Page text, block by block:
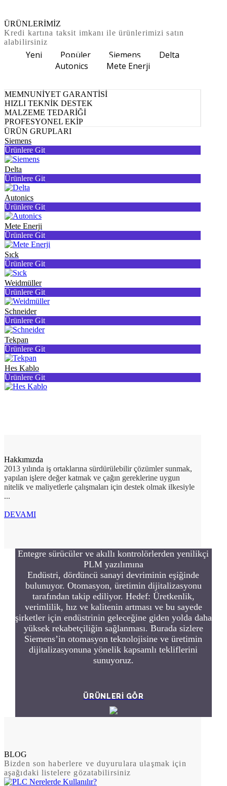
ÜRÜNLERİMİZ
Kredi kartına taksit imkanı ile ürünlerimizi satın
alabilirsiniz
Yeni Popüler Siemens
Delta
Autonics
Mete Enerji
MEMNUNİYET GARANTİSİ
HIZLI TEKNİK DESTEK
MALZEME TEDARİĞİ
PROFESYONEL EKİP
ÜRÜN GRUPLARI
Siemens
Ürünlere Git
Delta
Ürünlere Git
Autonics
Ürünlere Git
Mete Enerji
Ürünlere Git
Sıck
Ürünlere Git
Weidmüller
Ürünlere Git
Schneider
Ürünlere Git
Tekpan
Ürünlere Git
Hes Kablo
Ürünlere Git
Hakkımızda
2013 yılında iş ortaklarına sürdürülebilir çözümler sunmak,
yapılan işlere değer katmak ve çağın gereklerine uygun
nitelik ve maliyetlerle çalışmaları için destek olmak ilkesiyle
...
DEVAMI
Entegre sürücüler ve akıllı kontrolörlerden yenilikçi
PLM yazılımına
Endüstri, dördüncü sanayi devriminin eşiğinde
bulunuyor. Otomasyon, üretimin dijitalizasyonu
tarafından takip ediliyor. Hedef: Üretkenlik,
verimlilik, hız ve kalitenin artması ve bu sayede
şirketler için endüstrinin geleceğine giden yolda daha
yüksek rekabetçiliğin sağlanması. Burada sizlere
Siemens’in otomasyon teknolojisine ve üretimin
dijitalizasyonuna yönelik kapsamlı tekliflerini
sunuyoruz.
ÜRÜNLERİ GÖR
BLOG
Bizden son haberlere ve duyurulara ulaşmak için
aşağıdaki listelere gözatabilirsiniz